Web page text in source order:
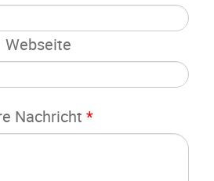
Webseite
Nachricht *